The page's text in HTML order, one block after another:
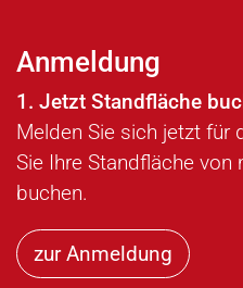
Anmeldung
1. Jetzt Standfläche
Melden Sie sich jetzt für
Sie Ihre Standfläche
buchen.
zur Anmeldung